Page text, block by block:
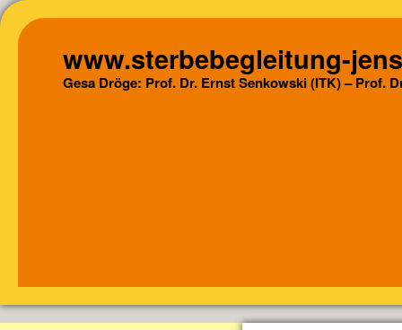
www.sterbebegleitung-
Gesa Dröge: Prof. Dr. Ernst Senkowski (ITK) – Prof.